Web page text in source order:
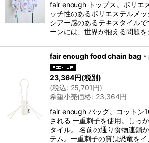
fair enough トップス。ポリエ
ッチ性のあるポリエステルメッ
シアー感のあるテキスタイル
ーンには、世界が抱える問題
fair enough food chain bag
23,364円(税別)
(税込: 25,701円)
希望小売価格: 23,364円
fair enough バッグ。コットン
される 一重刺子を使用。しっ
タイル。 名前の通り食物連鎖
テム。一重刺子の質は恐竜を